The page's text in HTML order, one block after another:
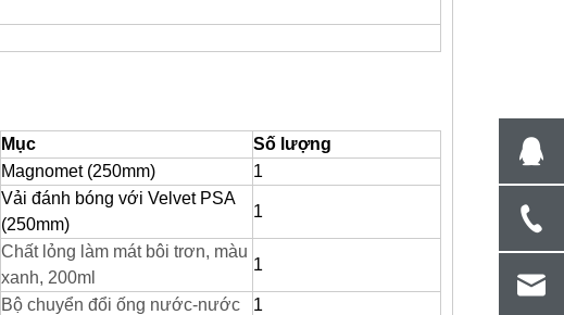
Mục
Số lượng
Magnomet (250mm)
1
Vải đánh bóng với Velvet PSA
(250mm)
1
Chất lỏng làm mát bôi trơn, màu
xanh, 200ml
1
Bộ chuyển đổi ống nước-nước
1